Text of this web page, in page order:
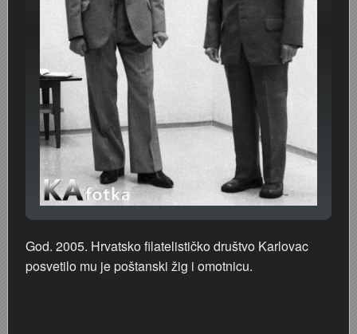
God. 2005. Hrvatsko filatelističko društvo Karlovac
posvetilo mu je poštanski žig i omotnicu.